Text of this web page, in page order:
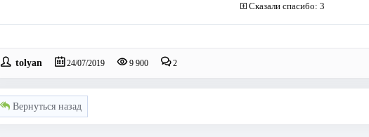
Сказали спасибо: 3
tolyan 24/07/2019 9 900 2
Вернуться назад